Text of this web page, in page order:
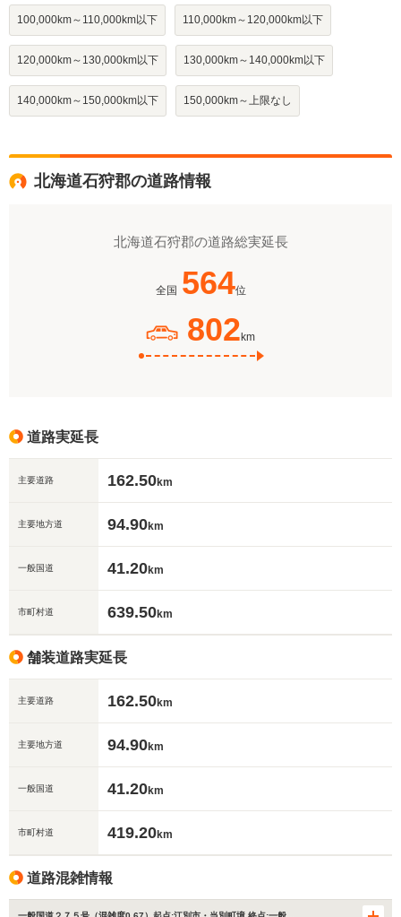
100,000km～110,000km以下 110,000km～120,000km以下
120,000km～130,000km以下 130,000km～140,000km以下
140,000km～150,000km以下 150,000km～上限なし
北海道石狩郡の道路情報
北海道石狩郡の道路総実延長
全国 564位
802 km
道路実延長
主要道路 162.50km
主要地方道 94.90km
一般国道 41.20km
市町村道 639.50km
舗装道路実延長
主要道路 162.50km
主要地方道 94.90km
一般国道 41.20km
市町村道 419.20km
道路混雑情報